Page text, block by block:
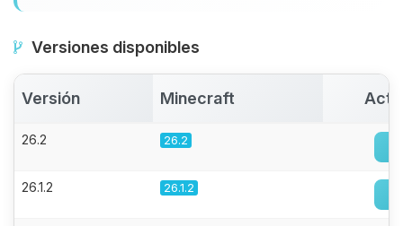
Versiones disponibles
Versión Minecraft
26.2 26.2
26.1.2 26.1.2